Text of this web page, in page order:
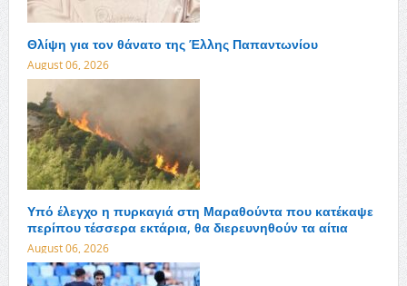
Θλίψη για τον θάνατο της Έλλης Παπαντωνίου
August 06, 2026
Υπό έλεγχο η πυρκαγιά στη Μαραθούντα που κατέκαψε
περίπου τέσσερα εκτάρια, θα διερευνηθούν τα αίτια
August 06, 2026